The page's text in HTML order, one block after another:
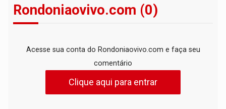
Rondoniaovivo.com (0)
Acesse sua conta do Rondoniaovivo.com e faça seu
comentário
Clique aqui para entrar